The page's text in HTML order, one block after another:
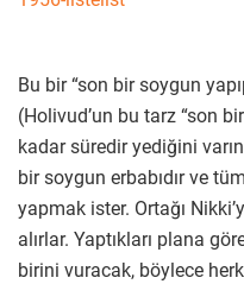
Bu bir “son bir soygun
(Holivud’un bu tarz “son
kadar süredir yediğini
bir soygun erbabıdır ve
yapmak ister. Ortağı
alırlar. Yaptıkları plana
birini vuracak, böylece